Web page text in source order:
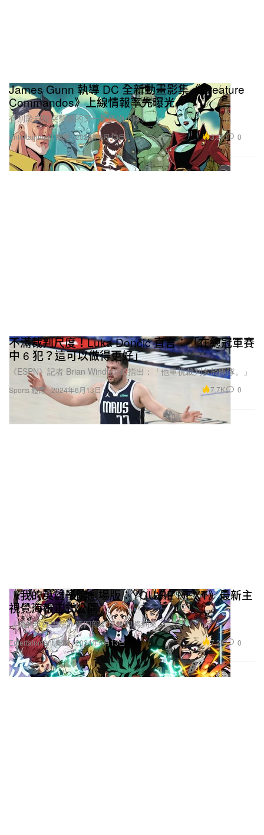
Entertainment 娛樂
James Gunn 執導 DC 全新動畫影集《Creature
Commandos》上線情報率先曝光
有別於自殺突擊隊的另一隻怪物小隊。
2024年6月13日 3.3K 0
Sports 體育
不滿裁判尺度！Luka Dončić 直言：「在總冠軍賽
中 6 犯？這可以做得更好」
《ESPN》記者 Brian Windhorst 指出：「他重視裁判多於團隊。」
2024年6月13日 7.7K 0
Entertainment 娛樂
《我的英雄學院劇場版：YOU'RE NEXT》最新主
視覺海報正式公開
《我的英雄學院》第四部劇場版即將到來。
2024年6月13日 7.2K 0